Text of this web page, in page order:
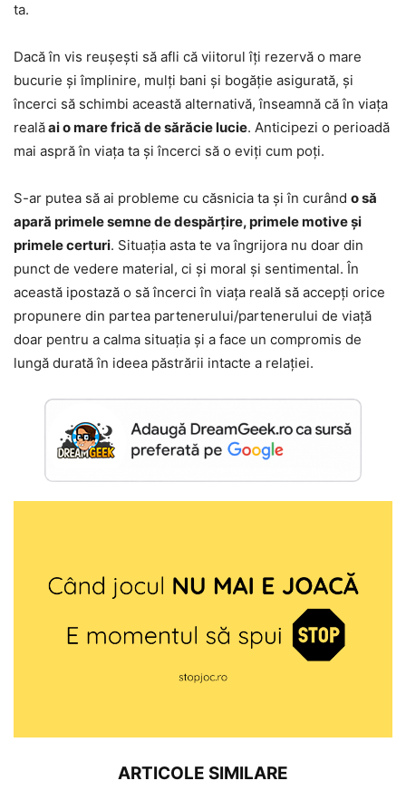
ta.
Dacă în vis reușești să afli că viitorul îți rezervă o mare
bucurie și împlinire, mulți bani și bogăție asigurată, și
încerci să schimbi această alternativă, înseamnă că în viața
realăai o mare frică de sărăcie lucie. Anticipezi o perioadă
mai aspră în viața ta și încerci să o eviți cum poți.
S-ar putea să ai probleme cu căsnicia ta și în curând o să
apară primele semne de despărțire, primele motive și
primele certuri. Situația asta te va îngrijora nu doar din
punct de vedere material, ci și moral și sentimental. În
această ipostază o să încerci în viața reală să accepți orice
propunere din partea partenerului/partenerului de viață
doar pentru a calma situația și a face un compromis de
lungă durată în ideea păstrării intacte a relației.
ARTICOLE SIMILARE